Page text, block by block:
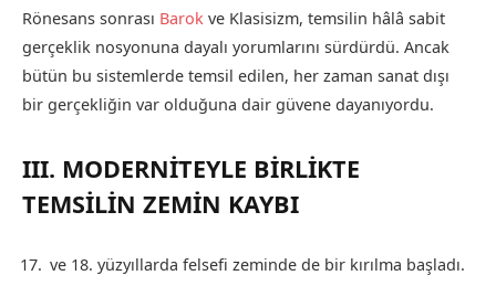
Rönesans sonrası Barok ve Klasisizm, temsilin hâlâ sabit
gerçeklik nosyonuna dayalı yorumlarını sürdürdü. Ancak
bütün bu sistemlerde temsil edilen, her zaman sanat dışı
bir gerçekliğin var olduğuna dair güvene dayanıyordu.
III. MODERNİTEYLE BİRLİKTE
TEMSİLİN ZEMİN KAYBI
ve 18. yüzyıllarda felsefi zeminde de bir kırılma başladı.